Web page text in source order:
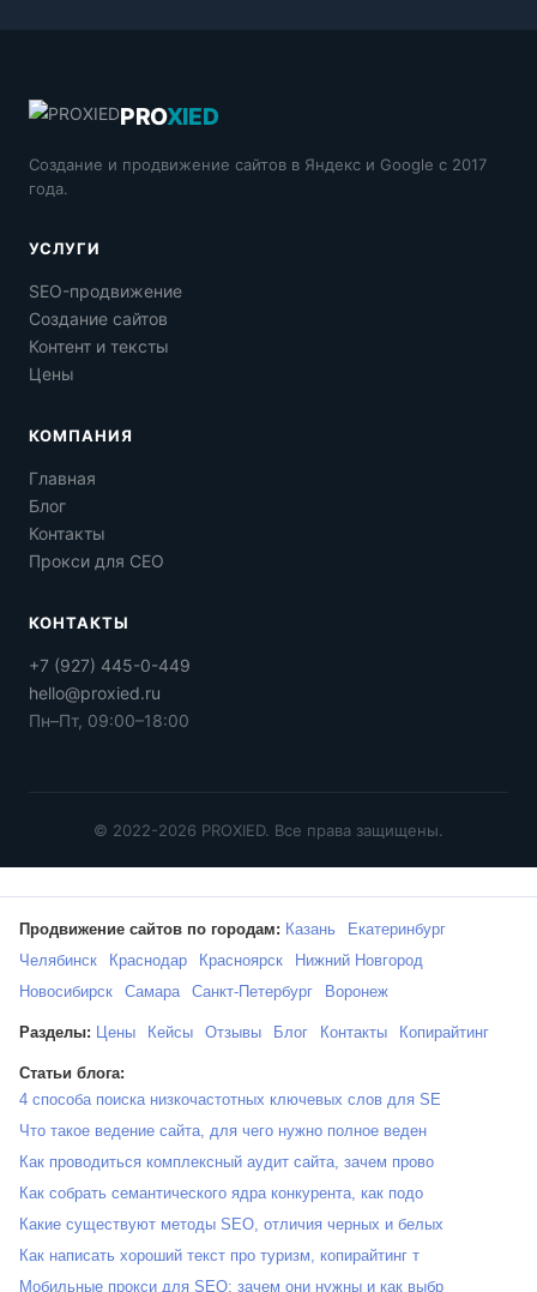
PROXIED
Создание и продвижение сайтов в Яндекс и Google с 2017
года.
УСЛУГИ
SEO-продвижение
Создание сайтов
Контент и тексты
Цены
КОМПАНИЯ
Главная
Блог
Контакты
Прокси для СЕО
КОНТАКТЫ
+7 (927) 445-0-449
hello@proxied.ru
Пн–Пт, 09:00–18:00
© 2022-2026 PROXIED. Все права защищены.
Продвижение сайтов по городам: Казань
Екатеринбург
Челябинск
Краснодар Красноярск
Нижний Новгород
Новосибирск
Самара Санкт-Петербург Воронеж
Разделы: Цены Кейсы Отзывы Блог Контакты Копирайтинг
Статьи блога:
4 способа поиска низкочастотных ключевых слов для SE
Что такое ведение сайта, для чего нужно полное веден
Как проводиться комплексный аудит сайта, зачем прово
Как собрать семантического ядра конкурента, как подо
Какие существуют методы SEO, отличия черных и белых
Как написать хороший текст про туризм, копирайтинг т
Мобильные прокси для SEO: зачем они нужны и как выбр